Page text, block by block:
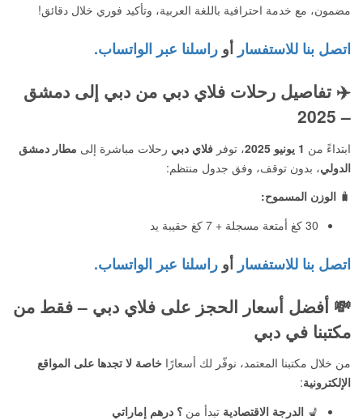
مضمون، مع خدمة احترافية باللغة العربية، وتأكيد فوري خلال دقائق!
اتصل بنا للاستفسار أو راسلنا عبر الواتساب.
✈️ تفاصيل رحلات فلاي دبي من دبي إلى دمشق
– 2025
ابتداءً من 1 يونيو 2025 ، توفر فلاي دبي رحلات مباشرة إلى مطار دمشق
الدولي، بدون توقف، وفق جدول منتظم:
🧳 الوزن المسموح:
30 كغ أمتعة مسجلة + 7 كغ حقيبة يد
اتصل بنا للاستفسار أو راسلنا عبر الواتساب.
💸 أفضل أسعار الحجز على فلاي دبي – فقط من
مكتبنا في دبي
من خلال مكتبنا المعتمد، نوفّر لك أسعارًا خاصة لا تجدها على المواقع
الإلكترونية:
💺 الدرجة الاقتصادية تبدأ من ؟ درهم إماراتي